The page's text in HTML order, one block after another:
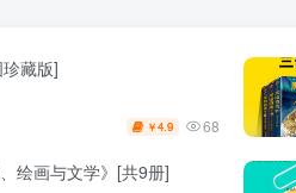
藏版]
￥4.9 68
绘画与文学》[共9册]